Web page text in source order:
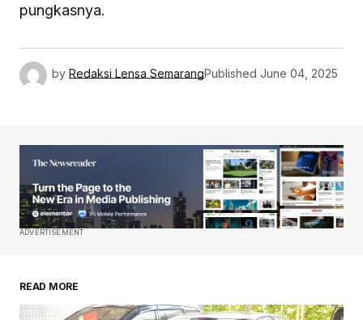
pungkasnya.
by Redaksi Lensa SemarangPublished June 04, 2025
ADVERTISEMENT
READ MORE